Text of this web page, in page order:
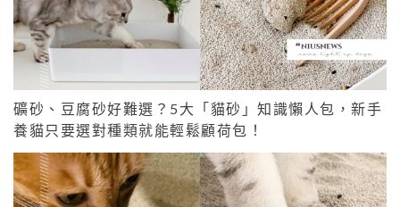
礦砂、豆腐砂好難選？5大「貓砂」知識懶人包，新手
養貓只要選對種類就能輕鬆顧荷包！